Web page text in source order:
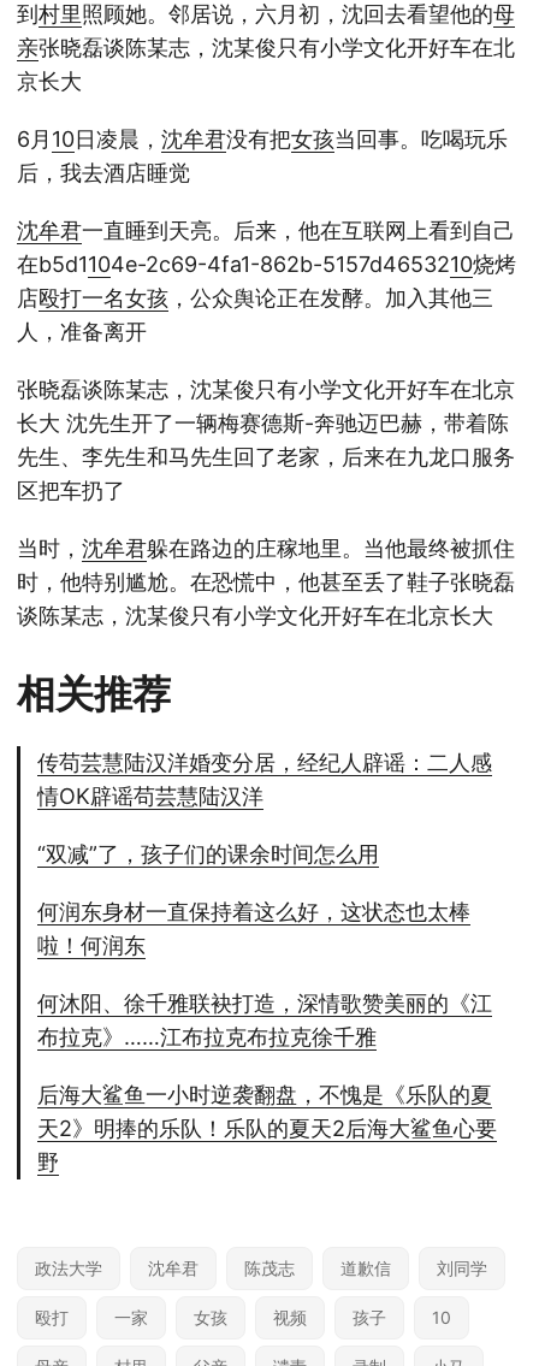
到 村里照顾她。邻居说，六月初，沈回去看望他的母
亲张晓磊谈陈某志，沈某俊只有小学文化开好车在北
京长大
6月 10日凌晨， 沈牟君没有把女孩当回事。吃喝玩乐
后，我去酒店睡觉
沈牟君一直睡到天亮。后来，他在互联网上看到自己
在b5d1104e-2c69-4fa1-862b-5157d4653210烧烤
店殴打一名女孩 ，公众舆论正在发酵。加入其他三
人，准备离开
张晓磊谈陈某志，沈某俊只有小学文化开好车在北京
长大 沈先生开了一辆梅赛德斯-奔驰迈巴赫，带着陈
先生、李先生和马先生回了老家，后来在九龙口服务
区把车扔了
当时， 沈牟君躲在路边的庄稼地里。当他最终被抓住
时，他特别尴尬。在恐慌中，他甚至丢了鞋子张晓磊
谈陈某志，沈某俊只有小学文化开好车在北京长大
相关推荐
传苟芸慧陆汉洋婚变分居，经纪人辟谣：二人感
情OK辟谣苟芸慧陆汉洋
“双减”了，孩子们的课余时间怎么用
何润东身材一直保持着这么好，这状态也太棒
啦！何润东
何沐阳、徐千雅联袂打造，深情歌赞美丽的《江
布拉克》……江布拉克布拉克徐千雅
后海大鲨鱼一小时逆袭翻盘，不愧是《乐队的夏
天2》明捧的乐队！乐队的夏天2后海大鲨鱼心要
野
政法大学 沈牟君 陈茂志 道歉信 刘同学
殴打 一家 女孩 视频 孩子 10